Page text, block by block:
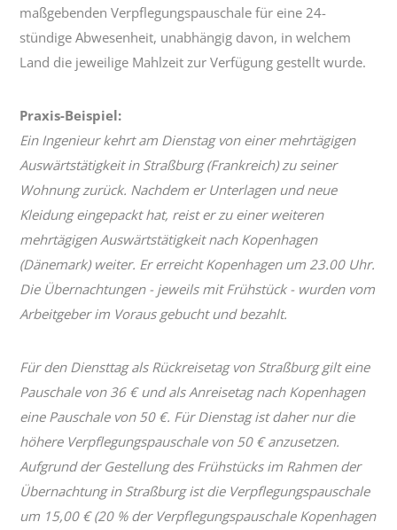
maßgebenden Verpflegungspauschale für eine 24-
stündige Abwesenheit, unabhängig davon, in welchem
Land die jeweilige Mahlzeit zur Verfügung gestellt wurde.
Praxis-Beispiel:
Ein Ingenieur kehrt am Dienstag von einer mehrtägigen
Auswärtstätigkeit in Straßburg (Frankreich) zu seiner
Wohnung zurück. Nachdem er Unterlagen und neue
Kleidung eingepackt hat, reist er zu einer weiteren
mehrtägigen Auswärtstätigkeit nach Kopenhagen
(Dänemark) weiter. Er erreicht Kopenhagen um 23.00 Uhr.
Die Übernachtungen - jeweils mit Frühstück - wurden vom
Arbeitgeber im Voraus gebucht und bezahlt.
Für den Diensttag als Rückreisetag von Straßburg gilt eine
Pauschale von 36 € und als Anreisetag nach Kopenhagen
eine Pauschale von 50 €. Für Dienstag ist daher nur die
höhere Verpflegungspauschale von 50 € anzusetzen.
Aufgrund der Gestellung des Frühstücks im Rahmen der
Übernachtung in Straßburg ist die Verpflegungspauschale
um 15,00 € (20 % der Verpflegungspauschale Kopenhagen